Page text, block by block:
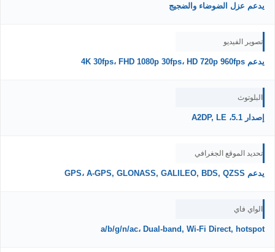
يدعم عزل الضوضاء والضجيج
تصوير الفيديو
يدعم 4K 30fps، FHD 1080p 30fps، HD 720p 960fps
البلوتوث
إصدار 5.1، A2DP, LE
تحديد الموقع الجغرافي
يدعم GPS، A-GPS, GLONASS, GALILEO, BDS, QZSS
الواي فاي
a/b/g/n/ac، Dual-band, Wi-Fi Direct, hotspot